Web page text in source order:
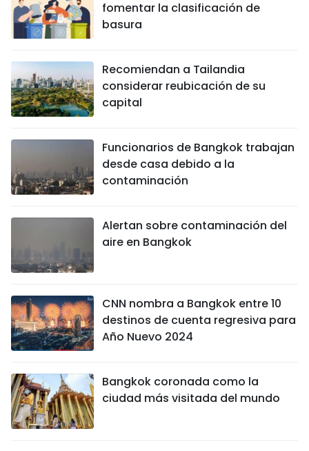
fomentar la clasificación de
basura
Recomiendan a Tailandia
considerar reubicación de su
capital
Funcionarios de Bangkok trabajan
desde casa debido a la
contaminación
Alertan sobre contaminación del
aire en Bangkok
CNN nombra a Bangkok entre 10
destinos de cuenta regresiva para
Año Nuevo 2024
Bangkok coronada como la
ciudad más visitada del mundo